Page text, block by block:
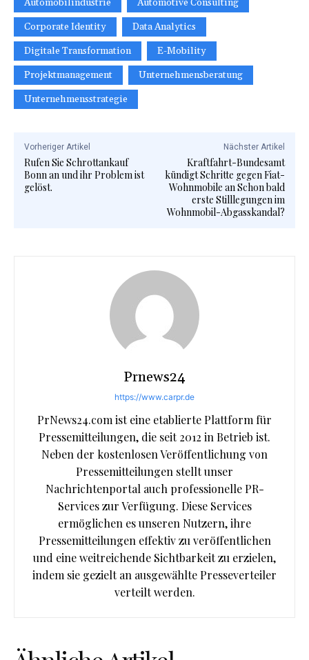
Automobilindustrie
Automotive Consulting
Corporate Identity
Data Analytics
Digitale Transformation
E-Mobility
Projektmanagement
Unternehmensberatung
Unternehmensstrategie
Vorheriger Artikel
Rufen Sie Schrottankauf
Bonn an und ihr Problem ist
gelöst.
Nächster Artikel
Kraftfahrt-Bundesamt
kündigt Schritte gegen Fiat-
Wohnmobile an Schon bald
erste Stilllegungen im
Wohnmobil-Abgasskandal?
Prnews24
https://www.carpr.de
PrNews24.com ist eine etablierte Plattform für
Pressemitteilungen, die seit 2012 in Betrieb ist.
Neben der kostenlosen Veröffentlichung von
Pressemitteilungen stellt unser
Nachrichtenportal auch professionelle PR-
Services zur Verfügung. Diese Services
ermöglichen es unseren Nutzern, ihre
Pressemitteilungen effektiv zu veröffentlichen
und eine weitreichende Sichtbarkeit zu erzielen,
indem sie gezielt an ausgewählte Presseverteiler
verteilt werden.